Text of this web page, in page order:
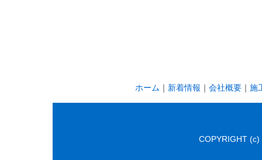
ホーム ｜ 新着情報 ｜ 会社概要 ｜ 施
COPYRIGHT (c)